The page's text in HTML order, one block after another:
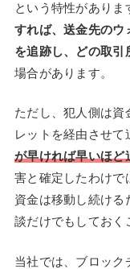
という特性がありま
すれば、送金先のウ
を追跡し、どの取引
場合があります。
ただし、犯人側は資
レットを経由させ
が早ければ早いほど
害と確定したわけで
資金は移動し続ける
談だけでもしておく
当社では、ブロック